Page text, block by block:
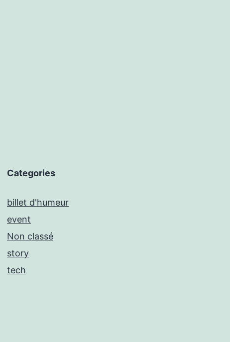
Categories
billet d'humeur
event
Non classé
story
tech